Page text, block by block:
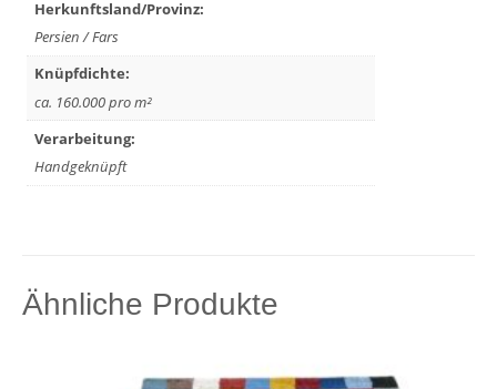
Herkunftsland/Provinz:
Persien / Fars
Knüpfdichte:
ca. 160.000 pro m²
Verarbeitung:
Handgeknüpft
Ähnliche Produkte